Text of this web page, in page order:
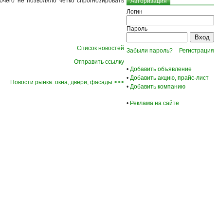
Список новостей
Отправить ссылку
Новости рынка: окна, двери, фасады >>>
Логин
Пароль
Забыли пароль? Регистрация
• Добавить объявление
• Добавить акцию, прайс-лист
• Добавить компанию
• Реклама на сайте